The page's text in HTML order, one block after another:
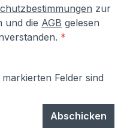
zur
und die AGB gelesen
*
Felder sind
Abschicken